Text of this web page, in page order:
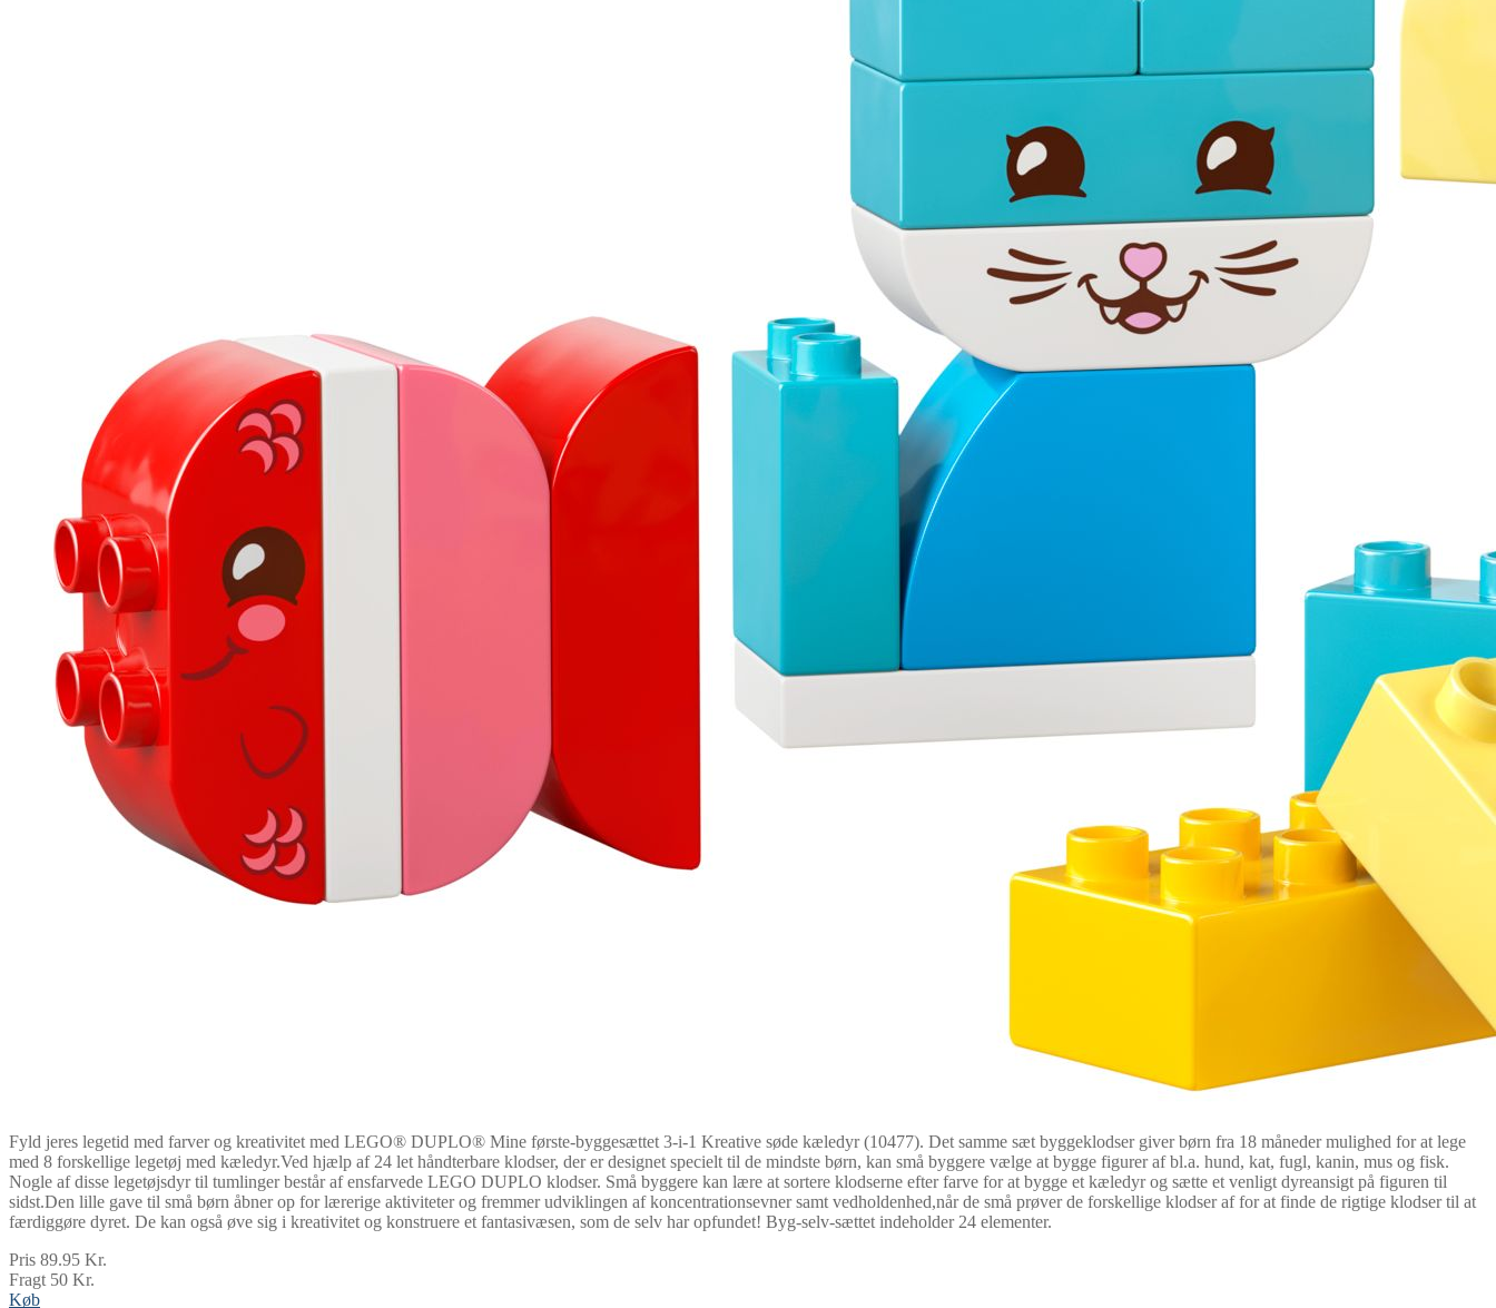
Fyld jeres legetid med farver og kreativitet med LEGO® DUPLO® Mine første-byggesættet 3-i-1 Kreative søde kæledyr (10477). Det samme sæt byggeklodser giver børn fra 18 måneder mulighed for at lege
med 8 forskellige legetøj med kæledyr.Ved hjælp af 24 let håndterbare klodser, der er designet specielt til de mindste børn, kan små byggere vælge at bygge figurer af bl.a. hund, kat, fugl, kanin, mus og fisk.
Nogle af disse legetøjsdyr til tumlinger består af ensfarvede LEGO DUPLO klodser. Små byggere kan lære at sortere klodserne efter farve for at bygge et kæledyr og sætte et venligt dyreansigt på figuren til
sidst.Den lille gave til små børn åbner op for lærerige aktiviteter og fremmer udviklingen af koncentrationsevner samt vedholdenhed,når de små prøver de forskellige klodser af for at finde de rigtige klodser til at
færdiggøre dyret. De kan også øve sig i kreativitet og konstruere et fantasivæsen, som de selv har opfundet! Byg-selv-sættet indeholder 24 elementer.
Pris 89.95 Kr.
Fragt 50 Kr.
Køb